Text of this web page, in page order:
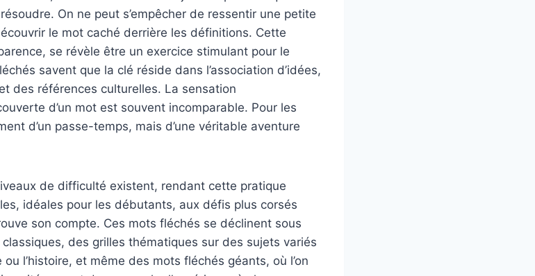
On ne peut s’empêcher de ressentir une petite
le mot caché derrière les définitions. Cette
se révèle être un exercice stimulant pour le
savent que la clé réside dans l’association d’idées,
des références culturelles. La sensation
d’un mot est souvent incomparable. Pour les
d’un passe-temps, mais d’une véritable aventure
de difficulté existent, rendant cette pratique
idéales pour les débutants, aux défis plus corsés
son compte. Ces mots fléchés se déclinent sous
des grilles thématiques sur des sujets variés
l’histoire, et même des mots fléchés géants, où l’on